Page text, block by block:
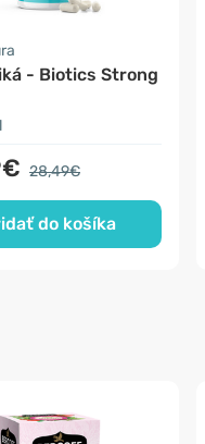
- Biotics Strong
28,49€
do košíka